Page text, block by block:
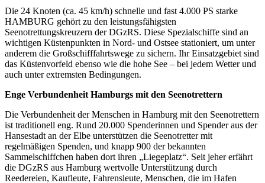
Die 24 Knoten (ca. 45 km/h) schnelle und fast 4.000 PS starke
HAMBURG gehört zu den leistungsfähigsten
Seenotrettungskreuzern der DGzRS. Diese Spezialschiffe sind an
wichtigen Küstenpunkten in Nord- und Ostsee stationiert, um unter
anderem die Großschifffahrtswege zu sichern. Ihr Einsatzgebiet sind
das Küstenvorfeld ebenso wie die hohe See – bei jedem Wetter und
auch unter extremsten Bedingungen.
Enge Verbundenheit Hamburgs mit den Seenotrettern
Die Verbundenheit der Menschen in Hamburg mit den Seenotrettern
ist traditionell eng. Rund 20.000 Spenderinnen und Spender aus der
Hansestadt an der Elbe unterstützen die Seenotretter mit
regelmäßigen Spenden, und knapp 900 der bekannten
Sammelschiffchen haben dort ihren „Liegeplatz“. Seit jeher erfährt
die DGzRS aus Hamburg wertvolle Unterstützung durch
Reedereien, Kaufleute, Fahrensleute, Menschen, die im Hafen